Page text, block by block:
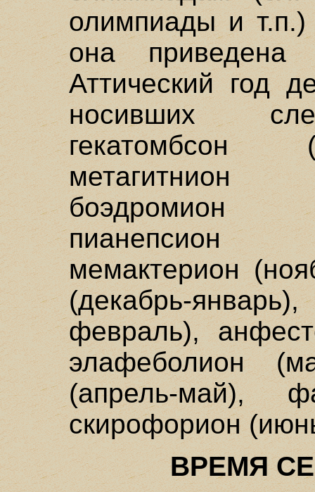
олимпиады и
она приведена
Аттический год
носивших
гекатомбсон
метагитнион
боэдромион
пианепсион
мемактерион
(декабрь-
февраль),
элафеболион
(апрель-май),
скирофорион
ВРЕМЯ